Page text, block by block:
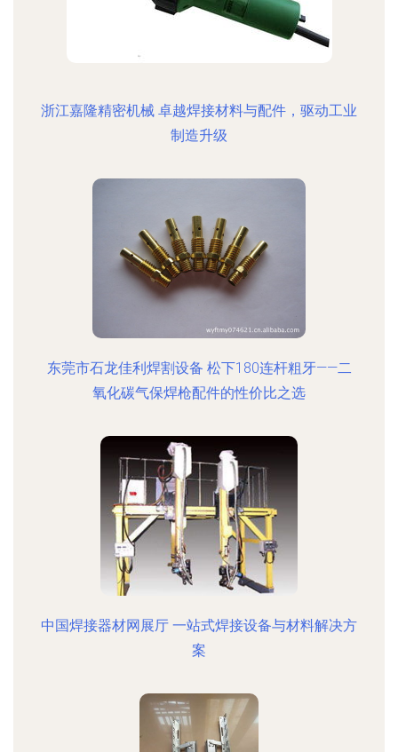
浙江嘉隆精密机械 卓越焊接材料与配件，驱动工业
制造升级
东莞市石龙佳利焊割设备 松下180连杆粗牙——二
氧化碳气保焊枪配件的性价比之选
中国焊接器材网展厅 一站式焊接设备与材料解决方
案